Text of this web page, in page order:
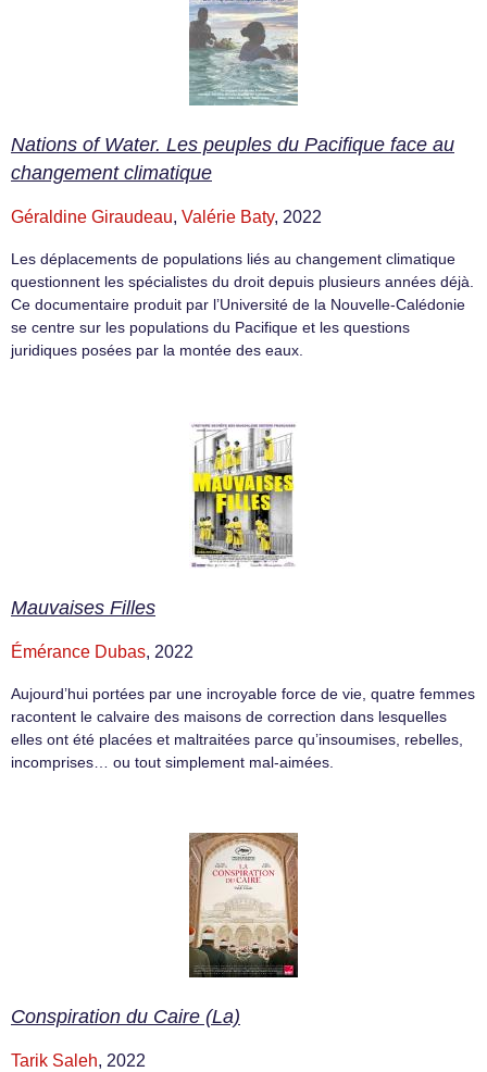
Nations of Water. Les peuples du Pacifique face au
changement climatique
Géraldine Giraudeau, Valérie Baty, 2022
Les déplacements de populations liés au changement climatique
questionnent les spécialistes du droit depuis plusieurs années déjà.
Ce documentaire produit par l’Université de la Nouvelle-Calédonie
se centre sur les populations du Pacifique et les questions
juridiques posées par la montée des eaux.
Mauvaises Filles
Émérance Dubas, 2022
Aujourd’hui portées par une incroyable force de vie, quatre femmes
racontent le calvaire des maisons de correction dans lesquelles
elles ont été placées et maltraitées parce qu’insoumises, rebelles,
incomprises… ou tout simplement mal-aimées.
Conspiration du Caire (La)
Tarik Saleh, 2022